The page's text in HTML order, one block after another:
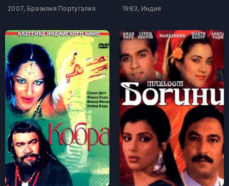
2007, Бразилия Португалия 1983, Индия